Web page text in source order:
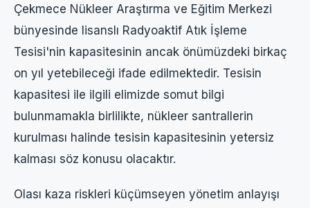
Çekmece Nükleer Araştırma ve Eğitim Merkezi
bünyesinde lisanslı Radyoaktif Atık İşleme
Tesisi'nin kapasitesinin ancak önümüzdeki birkaç
on yıl yetebileceği ifade edilmektedir. Tesisin
kapasitesi ile ilgili elimizde somut bilgi
bulunmamakla birlilikte, nükleer santrallerin
kurulması halinde tesisin kapasitesinin yetersiz
kalması söz konusu olacaktır.
Olası kaza riskleri küçümseyen yönetim anlayışı